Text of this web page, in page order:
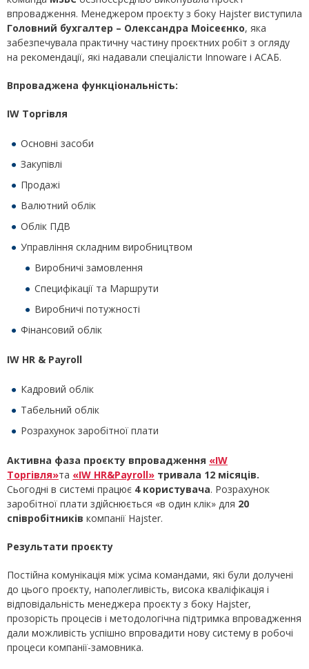
впровадження. Менеджером проєкту з боку Hajster виступила
Головний бухгалтер – Олександра Moiceєнко, яка
забезпечувала практичну частину проєктних робіт з огляду
на рекомендації, які надавали спеціалісти Innoware і АСАБ.
Впроваджена функціональність:
IW Торгівля
Основні засоби
Закупівлі
Продажі
Валютний облік
Облік ПДВ
Управління складним виробництвом
Виробничі замовлення
Специфікації та Маршрути
Виробничі потужності
Фінансовий облік
IW HR & Payroll
Кадровий облік
Табельний облік
Розрахунок заробітної плати
Активна фаза проєкту впровадження «IW
Торгівля»та «IW HR&Payroll» тривала 12 місяців.
Сьогодні в системі працює 4 користувача. Розрахунок
заробітної плати здійснюється «в один клік» для 20
співробітників компанії Hajster.
Результати проєкту
Постійна комунікація між усіма командами, які були долучені
до цього проєкту, наполегливість, висока кваліфікація і
відповідальність менеджера проєкту з боку Hajster,
прозорість процесів і методологічна підтримка впровадження
дали можливість успішно впровадити нову систему в робочі
процеси компанії-замовника.